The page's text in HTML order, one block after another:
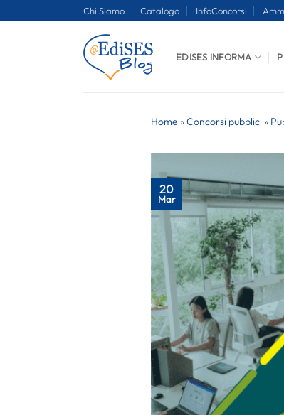
Chi Siamo Catalogo InfoConcorsi
EDISES INFORMA
Home »Concorsi pubblici »
20
Mar